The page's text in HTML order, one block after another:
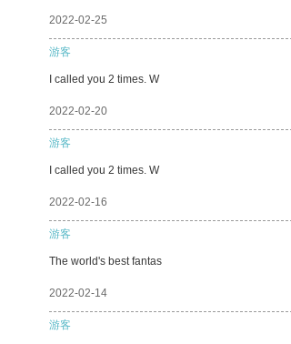
2022-02-25
游客
I called you 2 times. W
2022-02-20
游客
I called you 2 times. W
2022-02-16
游客
The world's best fantas
2022-02-14
游客